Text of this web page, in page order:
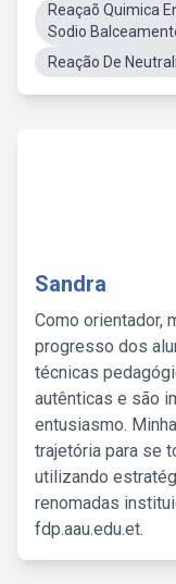
Reaçaõ Quimica
Sodio
Reação De
Sandra
Como orientador,
progresso dos
técnicas
autênticas e são
entusiasmo.
trajetória para se
utilizando
renomadas
fdp.aau.edu.et.